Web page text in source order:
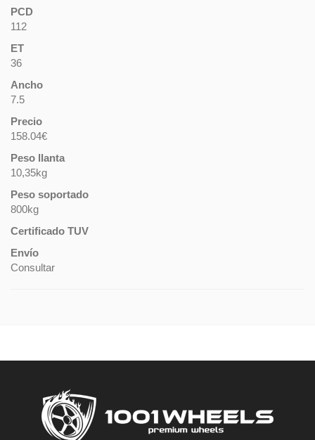
PCD
112
ET
36
Ancho
7.5
Precio
158.04€
Peso llanta
10,35kg
Peso soportado
800kg
Certificado TUV
Envío
Consultar